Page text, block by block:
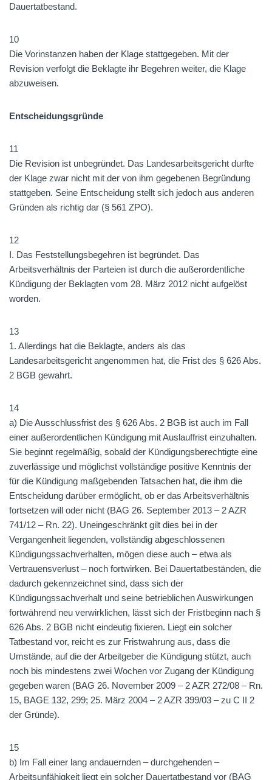
Dauertatbestand.
10
Die Vorinstanzen haben der Klage stattgegeben. Mit der
Revision verfolgt die Beklagte ihr Begehren weiter, die Klage
abzuweisen.
Entscheidungsgründe
11
Die Revision ist unbegründet. Das Landesarbeitsgericht durfte
der Klage zwar nicht mit der von ihm gegebenen Begründung
stattgeben. Seine Entscheidung stellt sich jedoch aus anderen
Gründen als richtig dar (§ 561 ZPO).
12
I. Das Feststellungsbegehren ist begründet. Das
Arbeitsverhältnis der Parteien ist durch die außerordentliche
Kündigung der Beklagten vom 28. März 2012 nicht aufgelöst
worden.
13
1. Allerdings hat die Beklagte, anders als das
Landesarbeitsgericht angenommen hat, die Frist des § 626 Abs.
2 BGB gewahrt.
14
a) Die Ausschlussfrist des § 626 Abs. 2 BGB ist auch im Fall
einer außerordentlichen Kündigung mit Auslauffrist einzuhalten.
Sie beginnt regelmäßig, sobald der Kündigungsberechtigte eine
zuverlässige und möglichst vollständige positive Kenntnis der
für die Kündigung maßgebenden Tatsachen hat, die ihm die
Entscheidung darüber ermöglicht, ob er das Arbeitsverhältnis
fortsetzen will oder nicht (BAG 26. September 2013 – 2 AZR
741/12 – Rn. 22). Uneingeschränkt gilt dies bei in der
Vergangenheit liegenden, vollständig abgeschlossenen
Kündigungssachverhalten, mögen diese auch – etwa als
Vertrauensverlust – noch fortwirken. Bei Dauertatbeständen, die
dadurch gekennzeichnet sind, dass sich der
Kündigungssachverhalt und seine betrieblichen Auswirkungen
fortwährend neu verwirklichen, lässt sich der Fristbeginn nach §
626 Abs. 2 BGB nicht eindeutig fixieren. Liegt ein solcher
Tatbestand vor, reicht es zur Fristwahrung aus, dass die
Umstände, auf die der Arbeitgeber die Kündigung stützt, auch
noch bis mindestens zwei Wochen vor Zugang der Kündigung
gegeben waren (BAG 26. November 2009 – 2 AZR 272/08 – Rn.
15, BAGE 132, 299; 25. März 2004 – 2 AZR 399/03 – zu C II 2
der Gründe).
15
b) Im Fall einer lang andauernden – durchgehenden –
Arbeitsunfähigkeit liegt ein solcher Dauertatbestand vor (BAG